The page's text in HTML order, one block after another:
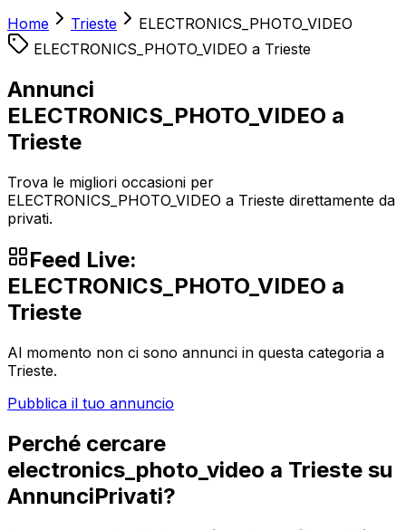
Home Trieste
ELECTRONICS_PHOTO_VIDEO
ELECTRONICS_PHOTO_VIDEO a Trieste
Annunci
ELECTRONICS_PHOTO_VIDEO a
Trieste
Trova le migliori occasioni per
ELECTRONICS_PHOTO_VIDEO a Trieste direttamente da
privati.
Feed Live:
ELECTRONICS_PHOTO_VIDEO a
Trieste
Al momento non ci sono annunci in questa categoria a
Trieste.
Pubblica il tuo annuncio
Perché cercare
electronics_photo_video a Trieste su
AnnunciPrivati?